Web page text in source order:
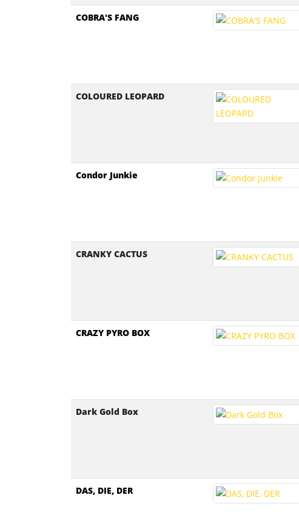
COBRA'S FANG
COLOURED LEOPARD
Condor Junkie
CRANKY CACTUS
CRAZY PYRO BOX
Dark Gold Box
DAS, DIE, DER